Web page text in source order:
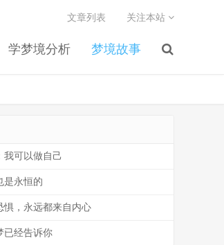
学梦境分析 梦境故事
文章列表 关注本站
我可以做自己
是永恒的
惧，永远都来自内心
已经告诉你